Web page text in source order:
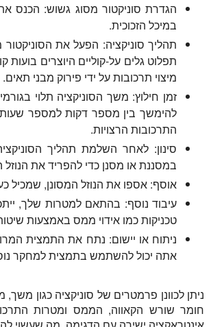
הגדרת סוניקטור מסוג גשוש: הכנס
במיכל הזכוכית.
תהליך סוניקציה: הפעל את הסוניקטור
תפלוט גלים על-קוליים היוצרים
מיצוי תרכובות על ידי פירוק מבני תאים.
זמן חילוץ: משך הסוניקציה תלוי
להימשך בין מספר דקות למספר
התרכובות הרצויות.
סינון: לאחר השלמת תהליך
במסננת או מסנן כדי להפריד את
אוסף: אספו את הנוזל המסונן, שמכיל
עיבוד נוסף: בהתאם למטרות שלך,
טכניקות כמו אידוי ממס באמצעות שיטות
ניתוח או יישום: נתח את התמצית
אתה יכול להשתמש בתמצית למחקר
ניתן לכוונן פרמטרים של סוניקציה כגון
חומר שורש הקאווה, הממס ומטרות